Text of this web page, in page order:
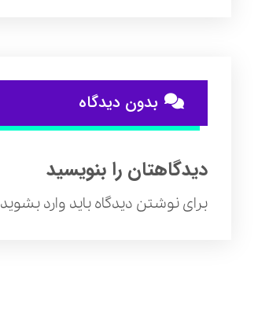
بدون دیدگاه
دیدگاهتان را بنویسید
برای نوشتن دیدگاه باید وارد بشوید